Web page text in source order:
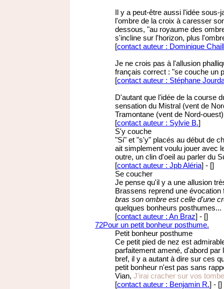
Il y a peut-être aussi l'idée sous-
l'ombre de la croix à caresser
dessous, "au royaume des
s'incline sur l'horizon, plus
[contact auteur : Dominique
Je ne crois pas à l'allusion
français correct : "se couche un
[contact auteur : Stéphane
D'autant que l'idée de la course
sensation du Mistral (vent de
Tramontane (vent de Nord-
[contact auteur : Sylvie B.]
S'y couche
"Si" et "s'y" placés au début de
ait simplement voulu jouer avec
outre, un clin d'oeil au parler du
[contact auteur : Jpb Aléria] - []
Se coucher
Je pense qu'il y a une allusion
Brassens reprend une
bras son ombre est celle d'une
quelques bonheurs posthumes...
[contact auteur : An Braz] - []
72Pour un petit bonheur posthume.
Petit bonheur posthume
Ce petit pied de nez est
parfaitement amené, d'abord
bref, il y a autant à dire sur ces
petit bonheur n'est pas sans
Vian, J'irai cracher sur vos
[contact auteur : Benjamin R.] - []